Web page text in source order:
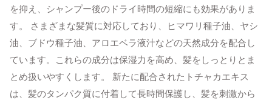
を抑え、シャンプー後のドライ時間の短縮にも効果がありま
す。 さまざまな髪質に対応しており、ヒマワリ種子油、ヤシ
油、ブドウ種子油、アロエベラ液汁などの天然成分を配合し
ています。これらの成分は保湿力を高め、髪をしっとりとま
とめ扱いやすくします。 新たに配合されたトチャカエキス
は、髪のタンパク質に付着して長時間保護し、髪を刺激から